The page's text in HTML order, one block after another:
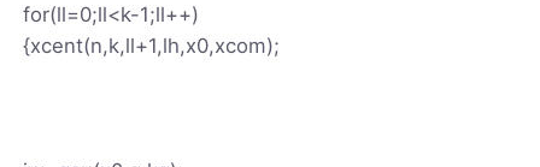
for(ll=0;ll<k-1;ll++)
{xcent(n,k,ll+1,lh,x0,xcom);